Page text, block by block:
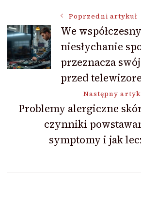
Nawigacja
wpisu
Poprzedni artykuł
We
niesłychanie
przeznacza
przed
Następny
Problemy alergiczne
czynniki
symptomy i jak